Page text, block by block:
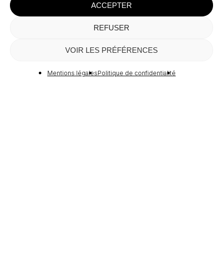
ACCEPTER
REFUSER
VOIR LES PRÉFÉRENCES
Mentions légalesPolitique de confidentialité